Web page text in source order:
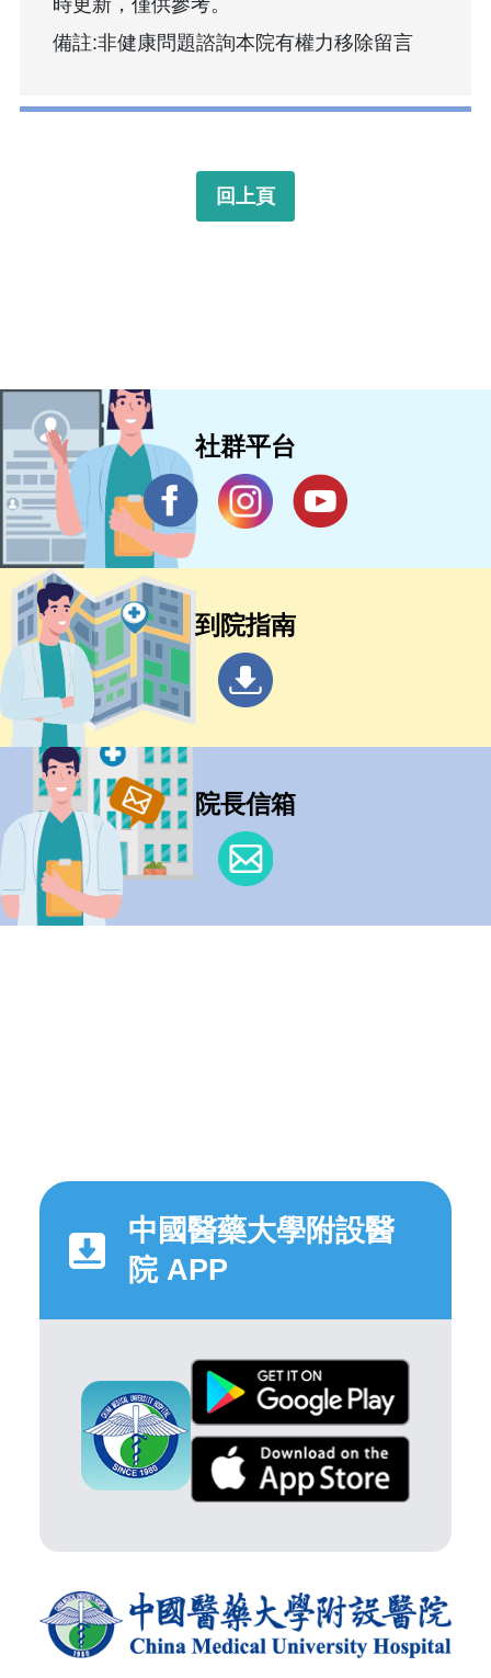
時更新，僅供參考。
備註:非健康問題諮詢本院有權力移除留言
回上頁
社群平台
到院指南
院長信箱
中國醫藥大學附設醫
院 APP